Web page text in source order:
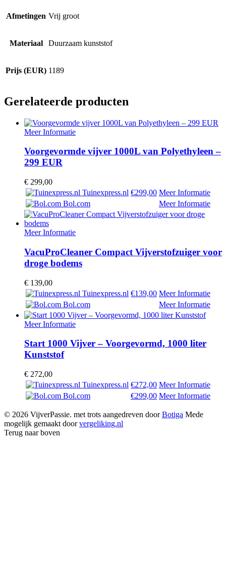
Afmetingen Vrij groot
Materiaal Duurzaam kunststof
Prijs (EUR) 1189
Gerelateerde producten
Meer Informatie
Voorgevormde vijver 1000L van Polyethyleen –
299 EUR
€ 299,00
Tuinexpress.nl €299,00 Meer Informatie
Bol.com
Meer Informatie
Meer Informatie
VacuProCleaner Compact Vijverstofzuiger voor
droge bodems
€ 139,00
Tuinexpress.nl €139,00 Meer Informatie
Bol.com
Meer Informatie
Meer Informatie
Start 1000 Vijver – Voorgevormd, 1000 liter
Kunststof
€ 272,00
Tuinexpress.nl €272,00 Meer Informatie
Bol.com
€299,00 Meer Informatie
© 2026 VijverPassie. met trots aangedreven doorBotiga Mede
mogelijk gemaakt doorvergeliking.nl
Terug naar boven